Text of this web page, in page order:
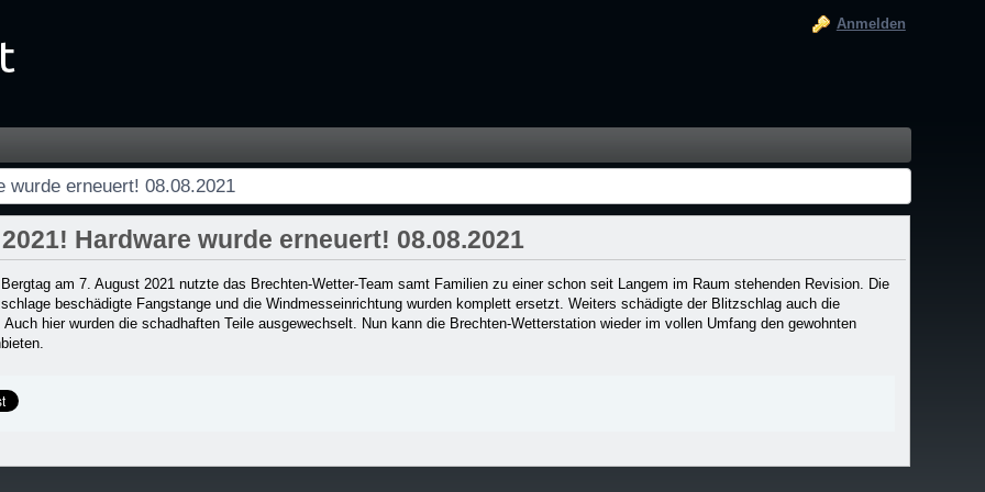
08.08.2021 - Startseite
Anmelden
wurde erneuert! 08.08.2021
Hardware wurde erneuert! 08.08.2021
am 7. August 2021 nutzte das Brechten-Wetter-Team samt Familien zu einer schon seit Langem im Raum stehenden Revision. Die
beschädigte Fangstange und die Windmesseinrichtung wurden komplett ersetzt. Weiters schädigte der Blitzschlag auch die
Auch hier wurden die schadhaften Teile ausgewechselt. Nun kann die Brechten-Wetterstation wieder im vollen Umfang den gewohnten